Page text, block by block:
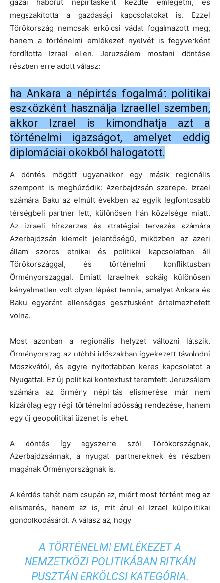
gázai háborút népirtásként kezdte emlegetni, és
megszakította a gazdasági kapcsolatokat is. Ezzel
Törökország nemcsak erkölcsi vádat fogalmazott meg,
hanem a történelmi emlékezet nyelvét is fegyverként
fordította Izrael ellen. Jeruzsálem mostani döntése
részben erre adott válasz:
ha Ankara a népirtás fogalmát politikai
eszközként használja Izraellel szemben,
akkor Izrael is kimondhatja azt a
történelmi igazságot, amelyet eddig
diplomáciai okokból halogatott.
A döntés mögött ugyanakkor egy másik regionális
szempont is meghúzódik: Azerbajdzsán szerepe. Izrael
számára Baku az elmúlt években az egyik legfontosabb
térségbeli partner lett, különösen Irán közelsége miatt.
Az izraeli hírszerzés és stratégiai tervezés számára
Azerbajdzsán kiemelt jelentőségű, miközben az azeri
állam szoros etnikai és politikai kapcsolatban áll
Törökországgal, és történelmi konfliktusban
Örményországgal. Emiatt Izraelnek sokáig különösen
kényelmetlen volt olyan lépést tennie, amelyet Ankara és
Baku egyaránt ellenséges gesztusként értelmezhetett
volna.
Most azonban a regionális helyzet változni látszik.
Örményország az utóbbi időszakban igyekezett távolodni
Moszkvától, és egyre nyitottabban keres kapcsolatot a
Nyugattal. Ez új politikai kontextust teremtett: Jeruzsálem
számára az örmény népirtás elismerése már nem
kizárólag egy régi történelmi adósság rendezése, hanem
egy új geopolitikai üzenet is lehet.
A döntés így egyszerre szól Törökországnak,
Azerbajdzsánnak, a nyugati partnereknek és részben
magának Örményországnak is.
A kérdés tehát nem csupán az, miért most történt meg az
elismerés, hanem az is, mit árul el Izrael külpolitikai
gondolkodásáról. A válasz az, hogy
A TÖRTÉNELMI EMLÉKEZET A
NEMZETKÖZI POLITIKÁBAN RITKÁN
PUSZTÁN ERKÖLCSI KATEGÓRIA.